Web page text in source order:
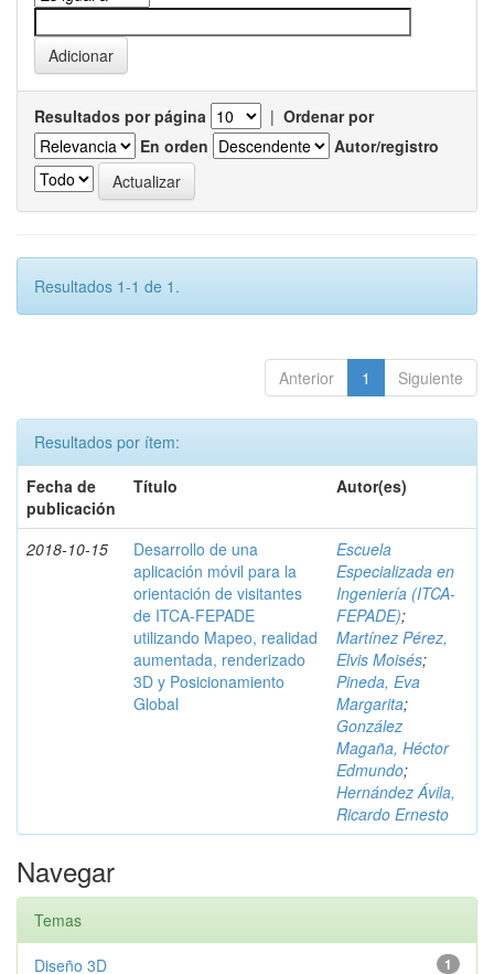
Resultados por página | Ordenar por
En orden
Autor/registro
Resultados 1-1 de 1.
Anterior 1 Siguiente
Resultados por ítem:
Fecha de
publicación
Título Autor(es)
2018-10-15
Desarrollo de una
aplicación móvil para la
orientación de visitantes
de ITCA-FEPADE
utilizando Mapeo, realidad
aumentada, renderizado
3D y Posicionamiento
Global
Escuela
Especializada en
Ingeniería (ITCA-
FEPADE);
Martínez Pérez,
Elvis Moisés;
Pineda, Eva
Margarita;
González
Magaña, Héctor
Edmundo;
Hernández Ávila,
Ricardo Ernesto
Navegar
Temas
1
Diseño 3D